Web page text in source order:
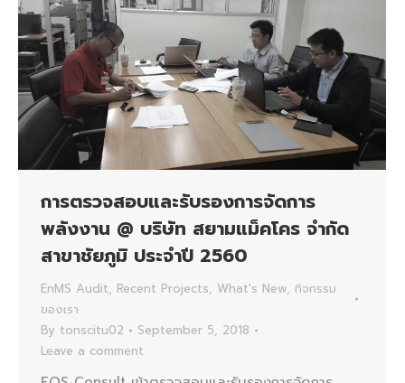
การตรวจสอบและรับรองการจัดการ
พลังงาน @ บริษัท สยามแม็คโคร จำกัด
สาขาชัยภูมิ ประจำปี 2560
EnMS Audit, Recent Projects, What's New, กิจกรรม
ของเรา
By tonscitu02
September 5, 2018
Leave a comment